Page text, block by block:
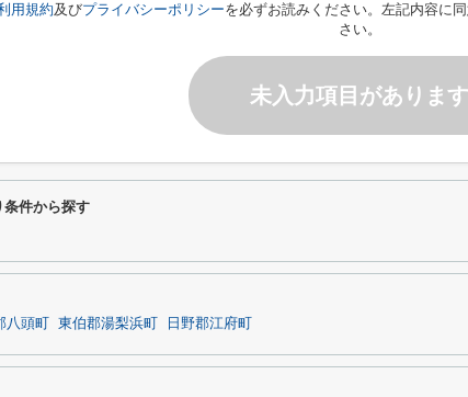
用規約及びプライバシーポリシーを必ずお読みください。左記内容に
さい。
未入力項目があります
条件から探す
八頭町 東伯郡湯梨浜町 日野郡江府町